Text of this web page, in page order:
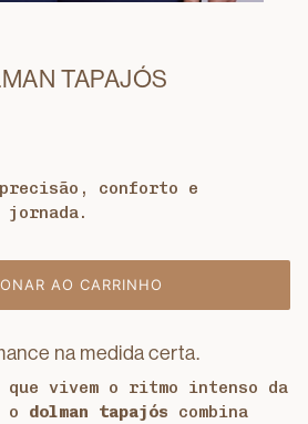
TAPAJÓS
precisão, conforto e
jornada.
AO CARRINHO
na medida certa.
vivem o ritmo intenso da
o dolman tapajós combina